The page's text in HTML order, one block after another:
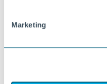
Marketing